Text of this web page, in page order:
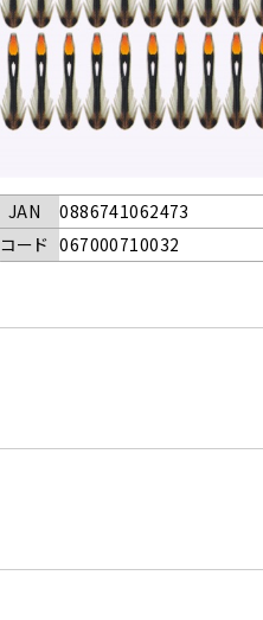
JAN
0886741062473
コード 067000710032